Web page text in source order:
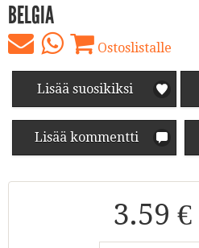
BELGIA
Ostoslistalle
Lisää suosikiksi
Lisää kommentti
3.59 €